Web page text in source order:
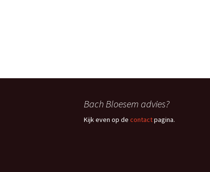
Bach Bloesem advies?
Kijk even op de contactpagina.